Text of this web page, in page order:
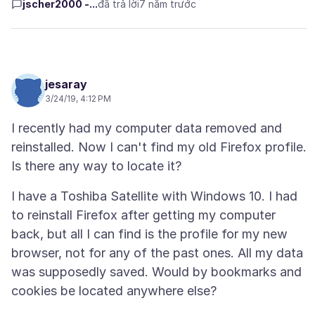
jscher2000 -...đã trả lời7 năm trước
jesaray
3/24/19, 4:12 PM
I recently had my computer data removed and
reinstalled. Now I can't find my old Firefox profile.
I have a Toshiba Satellite with Windows 10. I had
to reinstall Firefox after getting my computer
back, but all I can find is the profile for my new
browser, not for any of the past ones. All my data
was supposedly saved. Would by bookmarks and